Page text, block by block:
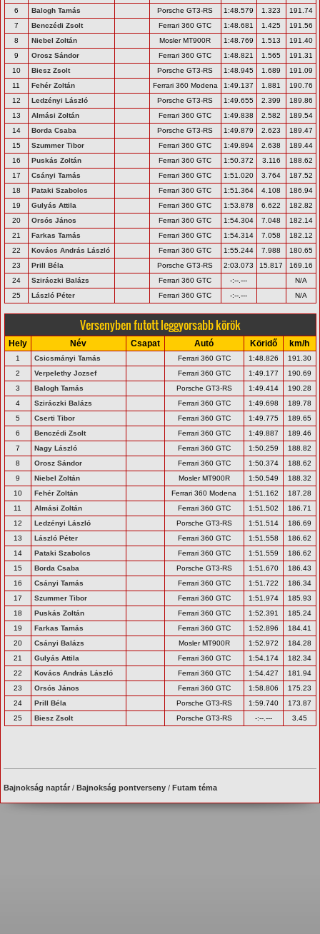
6
Balogh Tamás Porsche GT3-RS 1:48.579 1.323
191.74
7
Benczédi Zsolt Ferrari 360 GTC 1:48.681 1.425
191.56
8
Niebel Zoltán Mosler MT900R 1:48.769 1.513
191.40
9
Orosz Sándor Ferrari 360 GTC 1:48.821 1.565
191.31
10
Biesz Zsolt Porsche GT3-RS 1:48.945 1.689
191.09
11
Fehér Zoltán Ferrari 360 Modena 1:49.137 1.881
190.76
12
Ledzényi László Porsche GT3-RS 1:49.655 2.399
189.86
13
Almási Zoltán Ferrari 360 GTC 1:49.838 2.582
189.54
14
Borda Csaba Porsche GT3-RS 1:49.879 2.623
189.47
15
Szummer Tibor Ferrari 360 GTC 1:49.894 2.638
189.44
16
Puskás Zoltán Ferrari 360 GTC 1:50.372 3.116
188.62
17
Csányi Tamás Ferrari 360 GTC 1:51.020 3.764
187.52
18
Pataki Szabolcs Ferrari 360 GTC 1:51.364 4.108
186.94
19
Gulyás Attila Ferrari 360 GTC 1:53.878 6.622
182.82
20
Orsós János Ferrari 360 GTC 1:54.304 7.048
182.14
21
Farkas Tamás Ferrari 360 GTC 1:54.314 7.058
182.12
22
Kovács András László Ferrari 360 GTC 1:55.244 7.988
180.65
23
Prill Béla Porsche GT3-RS 2:03.073 15.817
169.16
24
Sziráczki Balázs Ferrari 360 GTC -:--.---
N/A
25
László Péter Ferrari 360 GTC -:--.--- N/A
Versenyben futott leggyorsabb körök
Hely Név Csapat Autó Köridő km/h
1 Csicsmányi Tamás Ferrari 360 GTC 1:48.826
191.30
2
Verpelethy Jozsef Ferrari 360 GTC 1:49.177
190.69
3
Balogh Tamás Porsche GT3-RS 1:49.414
190.28
4
Sziráczki Balázs Ferrari 360 GTC 1:49.698
189.78
5
Cserti Tibor Ferrari 360 GTC 1:49.775
189.65
6
Benczédi Zsolt Ferrari 360 GTC 1:49.887
189.46
7
Nagy László Ferrari 360 GTC 1:50.259
188.82
8
Orosz Sándor Ferrari 360 GTC 1:50.374
188.62
9
Niebel Zoltán Mosler MT900R 1:50.549
188.32
10
Fehér Zoltán Ferrari 360 Modena 1:51.162
187.28
11
Almási Zoltán Ferrari 360 GTC 1:51.502
186.71
12
Ledzényi László Porsche GT3-RS 1:51.514
186.69
13
László Péter Ferrari 360 GTC 1:51.558
186.62
14
Pataki Szabolcs Ferrari 360 GTC 1:51.559
186.62
15
Borda Csaba Porsche GT3-RS 1:51.670
186.43
16
Csányi Tamás Ferrari 360 GTC 1:51.722
186.34
17
Szummer Tibor Ferrari 360 GTC 1:51.974
185.93
18
Puskás Zoltán Ferrari 360 GTC 1:52.391
185.24
19
Farkas Tamás Ferrari 360 GTC 1:52.896
184.41
20
Csányi Balázs Mosler MT900R 1:52.972
184.28
21
Gulyás Attila Ferrari 360 GTC 1:54.174
182.34
22
Kovács András László Ferrari 360 GTC 1:54.427
181.94
23
Orsós János Ferrari 360 GTC 1:58.806
175.23
24
Prill Béla Porsche GT3-RS 1:59.740
173.87
25
Biesz Zsolt Porsche GT3-RS -:--.--- 3.45
Bajnokság naptár /Bajnokság pontverseny /Futam téma